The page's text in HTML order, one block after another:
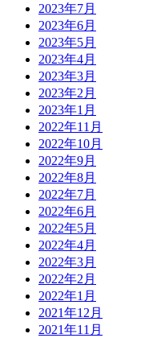
2023年7月
2023年6月
2023年5月
2023年4月
2023年3月
2023年2月
2023年1月
2022年11月
2022年10月
2022年9月
2022年8月
2022年7月
2022年6月
2022年5月
2022年4月
2022年3月
2022年2月
2022年1月
2021年12月
2021年11月